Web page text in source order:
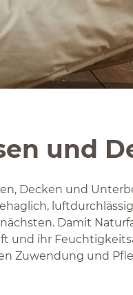
und
Decken und
Damit
und ihr
Zuwendung und